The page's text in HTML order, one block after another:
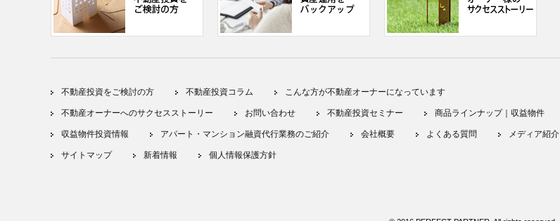
不動産投資をご検討の方 不動産投資コラム こんな方が不動産オーナーになっています
不動産オーナーへのサクセスストーリー お問い合わせ 不動産投資セミナー 商品ラインナップ｜収益物件
収益物件投資情報 アパート・マンション融資代行業務のご紹介 会社概要 よくある質問 メディア紹介
サイトマップ 新着情報 個人情報保護方針